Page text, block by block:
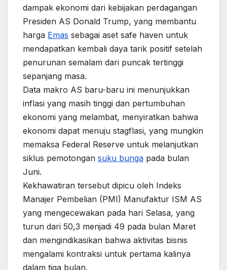
dampak ekonomi dari kebijakan perdagangan
Presiden AS Donald Trump, yang membantu
harga Emas sebagai aset safe haven untuk
mendapatkan kembali daya tarik positif setelah
penurunan semalam dari puncak tertinggi
sepanjang masa.
Data makro AS baru-baru ini menunjukkan
inflasi yang masih tinggi dan pertumbuhan
ekonomi yang melambat, menyiratkan bahwa
ekonomi dapat menuju stagflasi, yang mungkin
memaksa Federal Reserve untuk melanjutkan
siklus pemotongan suku bunga pada bulan
Juni.
Kekhawatiran tersebut dipicu oleh Indeks
Manajer Pembelian (PMI) Manufaktur ISM AS
yang mengecewakan pada hari Selasa, yang
turun dari 50,3 menjadi 49 pada bulan Maret
dan mengindikasikan bahwa aktivitas bisnis
mengalami kontraksi untuk pertama kalinya
dalam tiga bulan.